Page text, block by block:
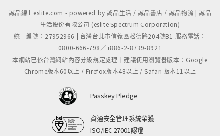
誠品線上eslite.com - powered by 誠品生活 / 誠品書店 / 誠品物流 | 誠品
生活股份有限公司 (eslite Spectrum Corporation)
統一編號：27952966 | 台灣台北市信義區松德路204號B1 服務電話：
0800-666-798／+886-2-8789-8921
本網站已依台灣網站內容分級規定處理｜建議使用瀏覽器版本：Google
Chrome版本60以上 / Firefox版本48以上 / Safari 版本11以上
Passkey Pledge
資通安全管理系統榮獲
ISO/IEC 27001認證